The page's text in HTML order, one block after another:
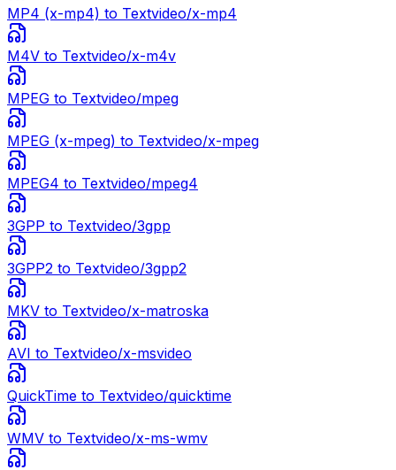
MP4 (x-mp4) to Textvideo/x-mp4
M4V to Textvideo/x-m4v
MPEG to Textvideo/mpeg
MPEG (x-mpeg) to Textvideo/x-mpeg
MPEG4 to Textvideo/mpeg4
3GPP to Textvideo/3gpp
3GPP2 to Textvideo/3gpp2
MKV to Textvideo/x-matroska
AVI to Textvideo/x-msvideo
QuickTime to Textvideo/quicktime
WMV to Textvideo/x-ms-wmv